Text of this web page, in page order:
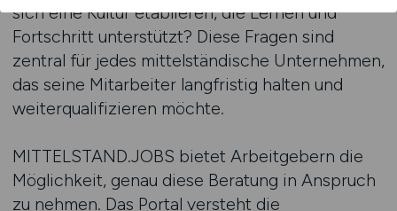
sich eine Kultur etablieren, die Lernen und
Fortschritt unterstützt? Diese Fragen sind
zentral für jedes mittelständische Unternehmen,
das seine Mitarbeiter langfristig halten und
weiterqualifizieren möchte.
MITTELSTAND.JOBS bietet Arbeitgebern die
Möglichkeit, genau diese Beratung in Anspruch
zu nehmen. Das Portal versteht die